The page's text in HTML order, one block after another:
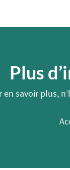
Plus
en savoir plus,